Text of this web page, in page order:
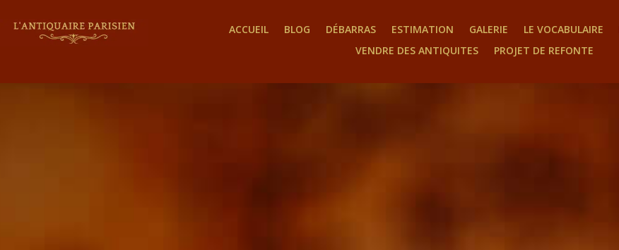
ACCUEIL BLOG DÉBARRAS ESTIMATION GALERIE LE VOCABULAIRE
VENDRE DES ANTIQUITES
PROJET DE REFONTE